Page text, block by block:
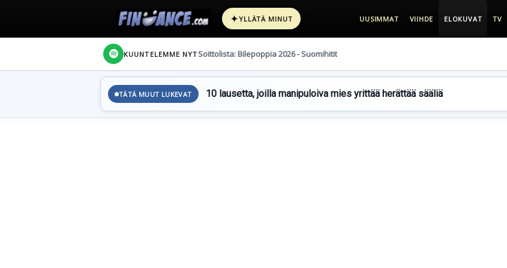
✦YLLÄTÄ MINUT UUSIMMAT VIIHDE ELOKUVAT TV
KUUNTELEMME NYT Soittolista: Bilepoppia 2026 - Suomihitit
TÄTÄ MUUT LUKEVAT 10 lausetta, joilla manipuloiva mies yrittää herättää sääliä